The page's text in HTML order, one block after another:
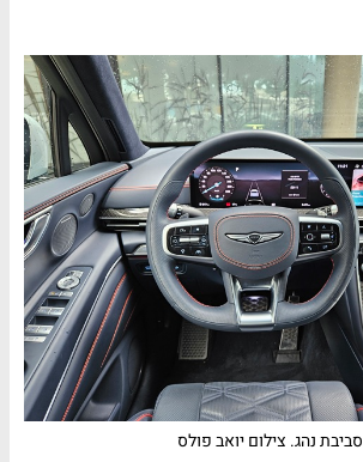
סביבת נהג. צילום יואב פולס